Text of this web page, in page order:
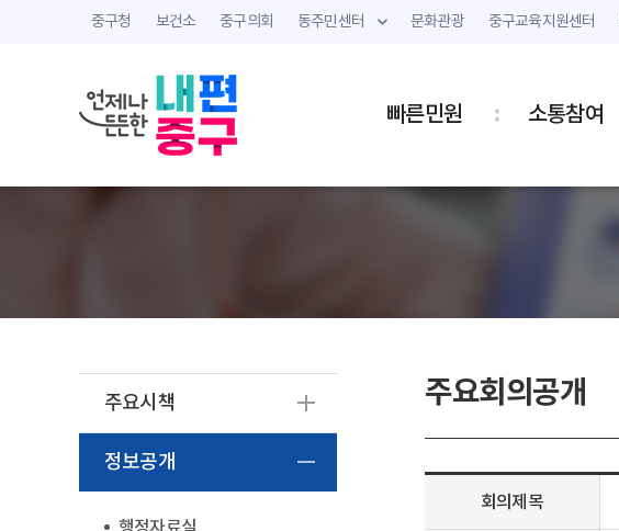
중구청 보건소 중구의회 동주민센터 문화관광 중구교육지원센터
빠른민원 소통참여
주요시책
정보공개
주요회의공개
회의제목